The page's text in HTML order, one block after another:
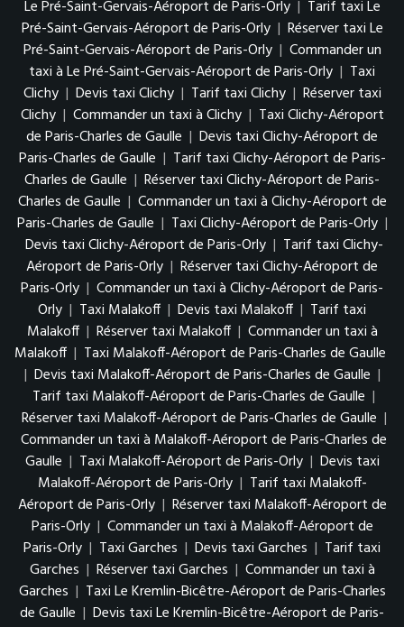
Le Pré-Saint-Gervais-Aéroport de Paris-Orly | Tarif taxi Le
Pré-Saint-Gervais-Aéroport de Paris-Orly | Réserver taxi Le
Pré-Saint-Gervais-Aéroport de Paris-Orly | Commander un
taxi à Le Pré-Saint-Gervais-Aéroport de Paris-Orly | Taxi
Clichy | Devis taxi Clichy | Tarif taxi Clichy | Réserver taxi
Clichy | Commander un taxi à Clichy | Taxi Clichy-Aéroport
de Paris-Charles de Gaulle | Devis taxi Clichy-Aéroport de
Paris-Charles de Gaulle | Tarif taxi Clichy-Aéroport de Paris-
Charles de Gaulle | Réserver taxi Clichy-Aéroport de Paris-
Charles de Gaulle | Commander un taxi à Clichy-Aéroport de
Paris-Charles de Gaulle | Taxi Clichy-Aéroport de Paris-Orly |
Devis taxi Clichy-Aéroport de Paris-Orly | Tarif taxi Clichy-
Aéroport de Paris-Orly | Réserver taxi Clichy-Aéroport de
Paris-Orly | Commander un taxi à Clichy-Aéroport de Paris-
Orly | Taxi Malakoff | Devis taxi Malakoff | Tarif taxi
Malakoff | Réserver taxi Malakoff | Commander un taxi à
Malakoff | Taxi Malakoff-Aéroport de Paris-Charles de Gaulle
| Devis taxi Malakoff-Aéroport de Paris-Charles de Gaulle |
Tarif taxi Malakoff-Aéroport de Paris-Charles de Gaulle |
Réserver taxi Malakoff-Aéroport de Paris-Charles de Gaulle |
Commander un taxi à Malakoff-Aéroport de Paris-Charles de
Gaulle | Taxi Malakoff-Aéroport de Paris-Orly | Devis taxi
Malakoff-Aéroport de Paris-Orly | Tarif taxi Malakoff-
Aéroport de Paris-Orly | Réserver taxi Malakoff-Aéroport de
Paris-Orly | Commander un taxi à Malakoff-Aéroport de
Paris-Orly | Taxi Garches | Devis taxi Garches | Tarif taxi
Garches | Réserver taxi Garches | Commander un taxi à
Garches | Taxi Le Kremlin-Bicêtre-Aéroport de Paris-Charles
de Gaulle | Devis taxi Le Kremlin-Bicêtre-Aéroport de Paris-